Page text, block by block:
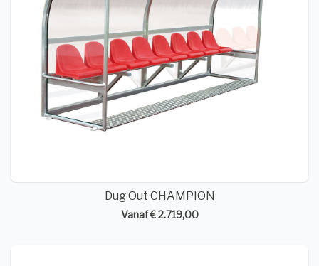
Dug Out CHAMPION
Vanaf € 2.719,00